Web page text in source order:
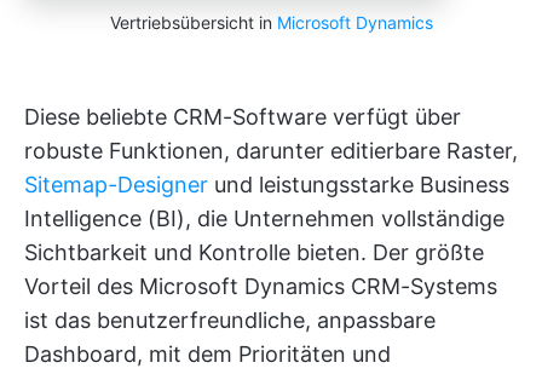
Vertriebsübersicht in Microsoft Dynamics
Diese beliebte CRM-Software verfügt über
robuste Funktionen, darunter editierbare Raster,
Sitemap-Designer und leistungsstarke Business
Intelligence (BI), die Unternehmen vollständige
Sichtbarkeit und Kontrolle bieten. Der größte
Vorteil des Microsoft Dynamics CRM-Systems
ist das benutzerfreundliche, anpassbare
Dashboard, mit dem Prioritäten und